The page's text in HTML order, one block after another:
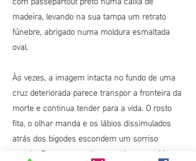
madeira, levando na sua tampa um retrato
fúnebre, abrigado numa moldura esmaltada
oval.
Àsvezes, a imagem intacta no fundo de uma
cruz deteriorada parece transpor a fronteira da
morte e continua tender para a vida. O rosto
fita, o olhar manda e os lábios dissimulados
atrás dos bigodes escondem um sorriso
parado. Parece que o homem desaparecido,